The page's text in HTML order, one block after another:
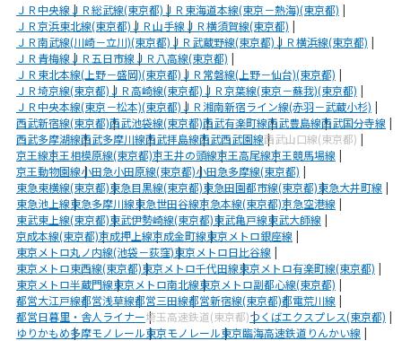
ＪＲ中央線ＪＲ総武線(東京都)ＪＲ東海道本線(東京－熱海)(東京都)
ＪＲ京浜東北線(東京都)ＪＲ山手線ＪＲ横須賀線(東京都)
ＪＲ南武線(川崎－立川)(東京都)ＪＲ武蔵野線(東京都)ＪＲ横浜線(東京都)
ＪＲ青梅線ＪＲ五日市線ＪＲ八高線(東京都)
ＪＲ東北本線(上野－盛岡)(東京都)ＪＲ常磐線(上野－仙台)(東京都)
ＪＲ埼京線(東京都)ＪＲ高崎線(東京都)ＪＲ京葉線(東京－蘇我)(東京都)
ＪＲ中央本線(東京－松本)(東京都)ＪＲ湘南新宿ライン線(赤羽－武蔵小杉)
西武新宿線(東京都)西武池袋線(東京都)西武有楽町線西武豊島線西武国分寺線
西武多摩湖線西武多摩川線西武拝島線西武西武園線西武山口線(東京都)
京王線京王相模原線(東京都)京王井の頭線京王高尾線京王競馬場線
京王動物園線小田急小田原線(東京都)小田急多摩線(東京都)
東急東横線(東京都)東急目黒線(東京都)東急田園都市線(東京都)東急大井町線
東急池上線東急多摩川線東急世田谷線京急本線(東京都)京急空港線
東武東上線(東京都)東武伊勢崎線(東京都)東武亀戸線東武大師線
京成本線(東京都)京成押上線京成金町線東京メトロ銀座線
東京メトロ丸ノ内線(池袋－荻窪)東京メトロ日比谷線
東京メトロ東西線(東京都)東京メトロ千代田線東京メトロ有楽町線(東京都)
東京メトロ半蔵門線東京メトロ南北線東京メトロ副都心線(東京都)
都営大江戸線都営浅草線都営三田線都営新宿線(東京都)都電荒川線
都営日暮里・舎人ライナー埼玉高速鉄道(東京都)つくばエクスプレス(東京都)
ゆりかもめ多摩モノレール東京モノレール東京臨海高速鉄道りんかい線